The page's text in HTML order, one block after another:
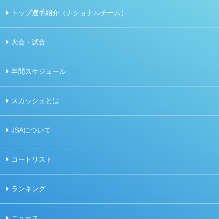
トップ選手紹介（ナショナルチーム）
大会・試合
年間スケジュール
スカッシュとは
JSAについて
コートリスト
ランキング